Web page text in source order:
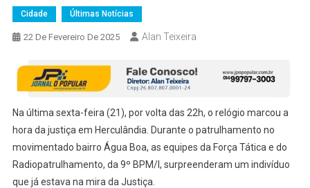
Cidade Últimas Notícias
22 De Fevereiro De 2025 Alan Teixeira
Na última sexta-feira (21), por volta das 22h, o relógio marcou a
hora da justiça em Herculândia. Durante o patrulhamento no
movimentado bairro Água Boa, as equipes da Força Tática e do
Radiopatrulhamento, da 9º BPM/I, surpreenderam um indivíduo
que já estava na mira da Justiça.